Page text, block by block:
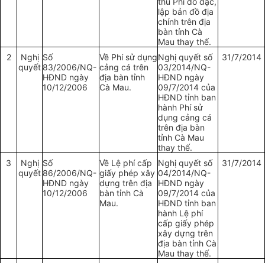
lập bản đồ địa
chính trên địa
bàn tỉnh Cà
Mau thay thế.
2
Nghị
quyết
Số
83/2006/NQ-
HĐND ngày
10/12/2006
Về Phí sử dụng
cảng cá trên
địa bàn tỉnh
Cà Mau.
Nghị quyết số
03/2014/NQ-
HĐND ngày
09/7/2014 của
HĐND tỉnh ban
hành Phí sử
dụng cảng cá
trên địa bàn
tỉnh Cà Mau
thay thế.
31/7/2014
3
Nghị
quyết
Số
86/2006/NQ-
HĐND ngày
10/12/2006
Về Lệ phí cấp
giấy phép xây
dựng trên địa
bàn tỉnh Cà
Mau.
Nghị quyết số
04/2014/NQ-
HĐND ngày
09/7/2014 của
HĐND tỉnh ban
hành Lệ phí
cấp giấy phép
xây dựng trên
địa bàn tỉnh Cà
Mau thay thế.
31/7/2014